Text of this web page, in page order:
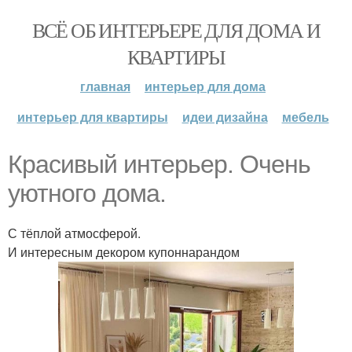
ВСЁ ОБ ИНТЕРЬЕРЕ ДЛЯ ДОМА И
КВАРТИРЫ
главная
интерьер для дома
интерьер для квартиры
идеи дизайна мебель
Красивый интерьер. Очень
уютного дома.
С тёплой атмосферой.
И интересным декором купоннарандом